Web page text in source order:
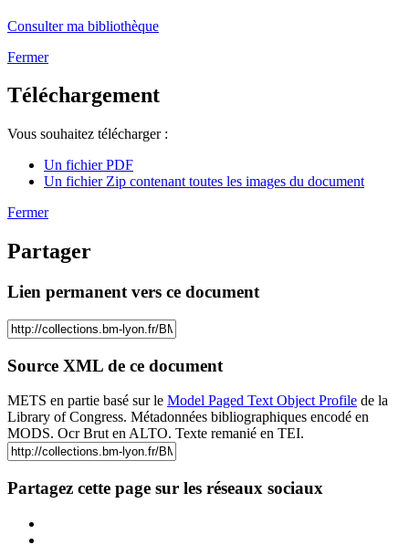
Consulter ma bibliothèque
Fermer
Téléchargement
Vous souhaitez télécharger :
Un fichier PDF
Un fichier Zip contenant toutes les images du document
Fermer
Partager
Lien permanent vers ce document
Source XML de ce document
METS en partie basé sur le Model Paged Text Object Profile de la
Library of Congress. Métadonnées bibliographiques encodé en
MODS. Ocr Brut en ALTO. Texte remanié en TEI.
Partagez cette page sur les réseaux sociaux